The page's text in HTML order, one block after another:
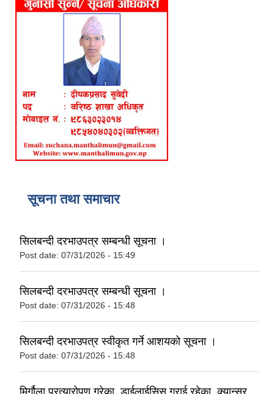
सूचना तथा समाचार
सिलबन्दी दरभाउपत्र सम्बन्धी सूचना ।
Post date: 07/31/2026 - 15:49
सिलबन्दी दरभाउपत्र सम्बन्धी सूचना ।
Post date: 07/31/2026 - 15:48
सिलबन्दी दरभाउपत्र स्वीकृत गर्ने आशयको सूचना ।
Post date: 07/31/2026 - 15:48
मिर्गौला प्रत्यारोपण गरेका, डाईलाईसिस गराई रहेका, क्यान्सर